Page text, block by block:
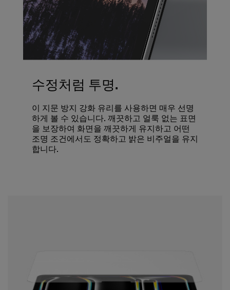
수정처럼 투명.
이 지문 방지 강화 유리를 사용하면 매우 선명
하게 볼 수 있습니다. 깨끗하고 얼룩 없는 표면
을 보장하여 화면을 깨끗하게 유지하고 어떤
조명 조건에서도 정확하고 밝은 비주얼을 유지
합니다.